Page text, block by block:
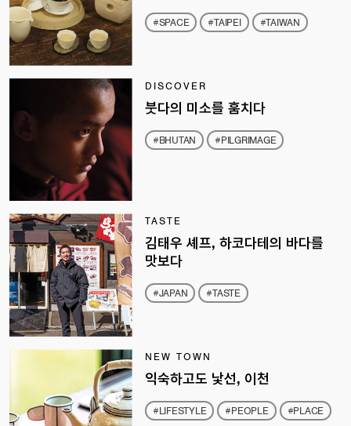
#SPACE #TAIPEI #TAIWAN
DISCOVER
붓다의 미소를 훔치다
#BHUTAN #PILGRIMAGE
TASTE
김태우 셰프, 하코다테의 바다를
맛보다
#JAPAN #TASTE
NEW TOWN
익숙하고도 낯선, 이천
#LIFESTYLE #PEOPLE #PLACE